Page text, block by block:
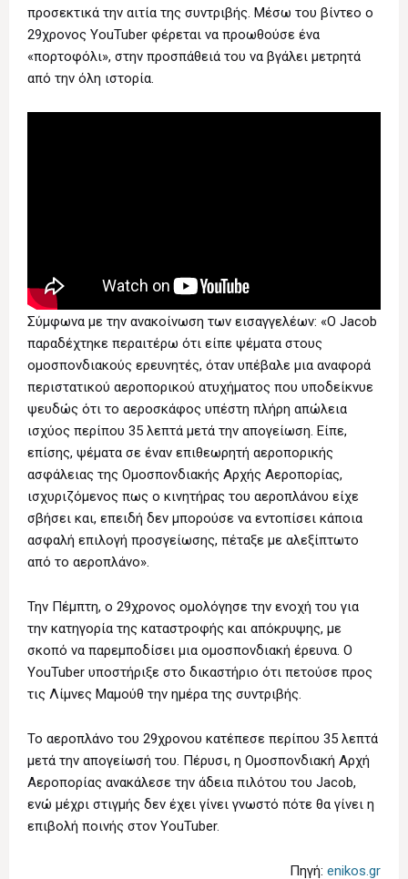
προσεκτικά την αιτία της συντριβής. Μέσω του βίντεο ο
29χρονος YouTuber φέρεται να προωθούσε ένα
«πορτοφόλι», στην προσπάθειά του να βγάλει μετρητά
από την όλη ιστορία.
Σύμφωνα με την ανακοίνωση των εισαγγελέων: «Ο Jacob
παραδέχτηκε περαιτέρω ότι είπε ψέματα στους
ομοσπονδιακούς ερευνητές, όταν υπέβαλε μια αναφορά
περιστατικού αεροπορικού ατυχήματος που υποδείκνυε
ψευδώς ότι το αεροσκάφος υπέστη πλήρη απώλεια
ισχύος περίπου 35 λεπτά μετά την απογείωση. Είπε,
επίσης, ψέματα σε έναν επιθεωρητή αεροπορικής
ασφάλειας της Ομοσπονδιακής Αρχής Αεροπορίας,
ισχυριζόμενος πως ο κινητήρας του αεροπλάνου είχε
σβήσει και, επειδή δεν μπορούσε να εντοπίσει κάποια
ασφαλή επιλογή προσγείωσης, πέταξε με αλεξίπτωτο
από το αεροπλάνο».
Την Πέμπτη, ο 29χρονος ομολόγησε την ενοχή του για
την κατηγορία της καταστροφής και απόκρυψης, με
σκοπό να παρεμποδίσει μια ομοσπονδιακή έρευνα. Ο
YouTuber υποστήριξε στο δικαστήριο ότι πετούσε προς
τις Λίμνες Μαμούθ την ημέρα της συντριβής.
Το αεροπλάνο του 29χρονου κατέπεσε περίπου 35 λεπτά
μετά την απογείωσή του. Πέρυσι, η Ομοσπονδιακή Αρχή
Αεροπορίας ανακάλεσε την άδεια πιλότου του Jacob,
ενώ μέχρι στιγμής δεν έχει γίνει γνωστό πότε θα γίνει η
επιβολή ποινής στον YouTuber.
Πηγή: enikos.gr